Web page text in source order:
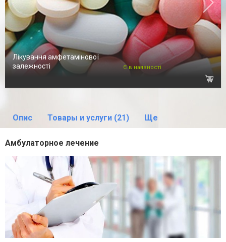
Лікування амфетамінової
залежності
Є в наявності
Опис Товары и услуги (21) Ще
Амбулаторное лечение